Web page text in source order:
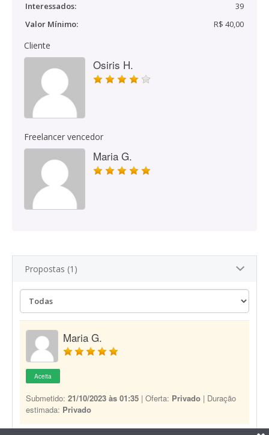
Interessados:
39
Valor Mínimo:
R$ 40,00
Cliente
Osiris H.
Freelancer vencedor
Maria G.
Propostas (1)
Maria G.
Aceita
Submetido: 21/10/2023 às 01:35 | Oferta: Privado | Duração
estimada: Privado